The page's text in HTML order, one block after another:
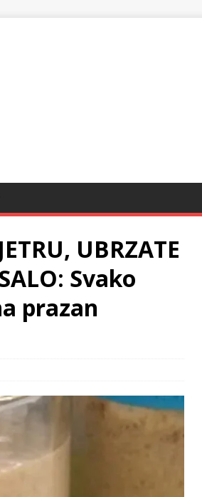
UBRZATE
Svako
prazan